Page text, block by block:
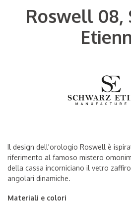
Roswell 08,
Il design dell'orologio Roswell è
riferimento al famoso mistero
della cassa incorniciano il vetro
angolari dinamiche.
Materiali e colori